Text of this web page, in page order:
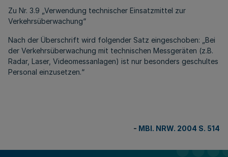
Zu Nr. 3.9 „Verwendung technischer Einsatzmittel zur
Verkehrsüberwachung“
Nach der Überschrift wird folgender Satz eingeschoben: „Bei
der Verkehrsüberwachung mit technischen Messgeräten (z.B.
Radar, Laser, Videomessanlagen) ist nur besonders geschultes
Personal einzusetzen.“
- MBl. NRW. 2004 S. 514